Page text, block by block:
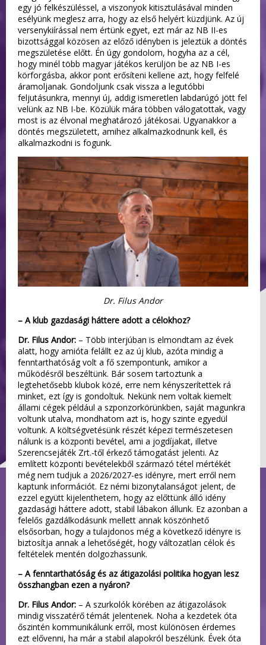
egy jó felkészüléssel, a viszonyok kitisztulásával minden
esélyünk meglesz arra, hogy az első helyért küzdjünk. Az új
versenykiírással nem értünk egyet, ezt már az NB II-es
bizottsággal közösen az előző idényben is jeleztük a döntés
megszületése előtt. Én úgy gondolom, hogyha az a cél,
hogy minél több magyar játékos kerüljön be az NB I-es
körforgásba, akkor pont erősíteni kellene azt, hogy felfelé
áramoljanak. Gondoljunk csak vissza a legutóbbi
feljutásunkra, mennyi új, addig ismeretlen labdarúgó jött fel
velünk az NB I-be. Közülük mára többen válogatottak, vagy
most is az élvonal meghatározó játékosai. Ugyanakkor a
döntés megszületett, amihez alkalmazkodnunk kell, és
alkalmazkodni is fogunk.
Dr. Filus Andor
– A klub gazdasági háttere adott a célokhoz?
Dr. Filus Andor: – Több interjúban is elmondtam az évek
alatt, hogy amióta felállt ez az új klub, azóta mindig a
fenntarthatóság volt a fő szempontunk, amikor a
működésről beszéltünk. Bár sosem tartoztunk a
legtehetősebb klubok közé, erre nem kényszerítettek rá
minket, ezt így is gondoltuk. Nekünk nem voltak kiemelt
állami cégek például a szponzorkörünkben, saját magunkra
voltunk utalva, mondhatom azt is, hogy szinte egyedül
voltunk. A költségvetésünk részét képezi természetesen
nálunk is a központi bevétel, ami a jogdíjakat, illetve
Szerencsejáték Zrt.-től érkező támogatást jelenti. Az
említett központi bevételekből származó tétel mértékét
még nem tudjuk a 2026/2027-es idényre, mert erről nem
kaptunk információt. Ez némi bizonytalanságot jelent, de
ezzel együtt kijelenthetem, hogy az előttünk álló idény
gazdasági háttere adott, stabil lábakon állunk. Ez azonban a
felelős gazdálkodásunk mellett annak köszönhető
elsősorban, hogy a tulajdonos még a következő idényre is
biztosítja annak a lehetőségét, hogy változatlan célok és
feltételek mentén dolgozhassunk.
– A fenntarthatóság és az átigazolási politika hogyan lesz
összhangban ezen a nyáron?
Dr. Filus Andor: – A szurkolók körében az átigazolások
mindig visszatérő témát jelentenek. Noha a kezdetek óta
őszintén kommunikálunk erről, most különösen érdemes
ezt elővenni, ha már a stabil alapokról beszélünk. Évek óta